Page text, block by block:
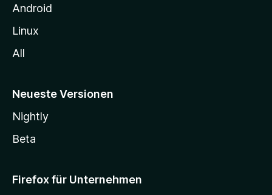
n
Android
Linux
All
Neueste Versionen
Nightly
Beta
Firefox für Unternehmen